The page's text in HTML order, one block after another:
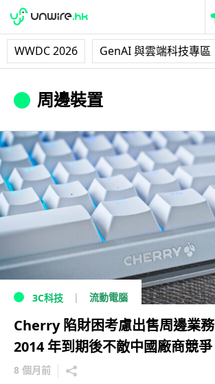
WWDC 2026 GenAI 與雲端科技專區
周邊裝置
3C科技 流動電腦
Cherry 陷財困考慮出售周邊業
2014 年到期後不敵中國廠商競爭
8 個月前